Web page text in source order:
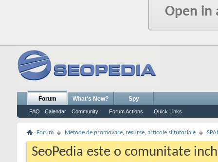
Open in
Forum
FAQ Calendar Community Forum Actions Quick Links
What's New? Spy
Forum Metode de promovare, resurse, articole si tutoriale
SeoPedia este o comunitate